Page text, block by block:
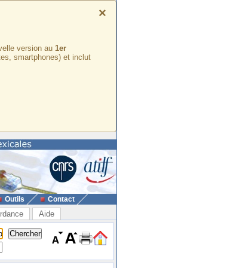
×
version au 1er
smartphones) et inclut
Outils Contact
Aide